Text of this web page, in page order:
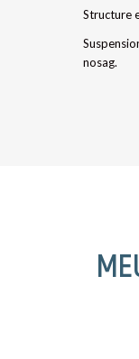
Structure
nosag.